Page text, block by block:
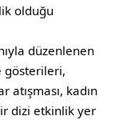
olduğu
düzenlenen
gösterileri,
atışması, kadın
dizi etkinlik yer